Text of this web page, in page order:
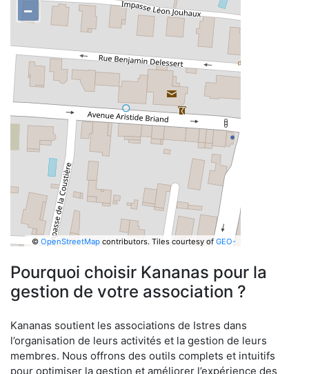
−
© OpenStreetMapcontributors. Tiles courtesy of GEO-
Pourquoi choisir Kananas pour la
gestion de votre association ?
Kananas soutient les associations de Istres dans
l’organisation de leurs activités et la gestion de leurs
membres. Nous offrons des outils complets et intuitifs
pour optimiser la gestion et améliorer l’expérience des